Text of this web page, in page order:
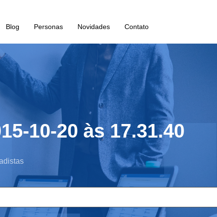
Blog Personas Novidades Contato
10-20 às 17.31.40